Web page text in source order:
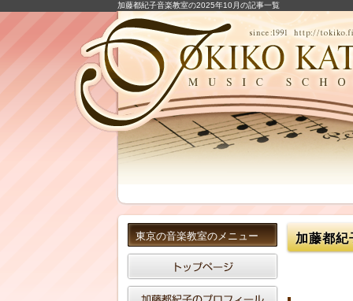
加藤都紀子音楽教室の2025年10月の記事一覧
東京の音楽教室のメニュー 加藤都紀